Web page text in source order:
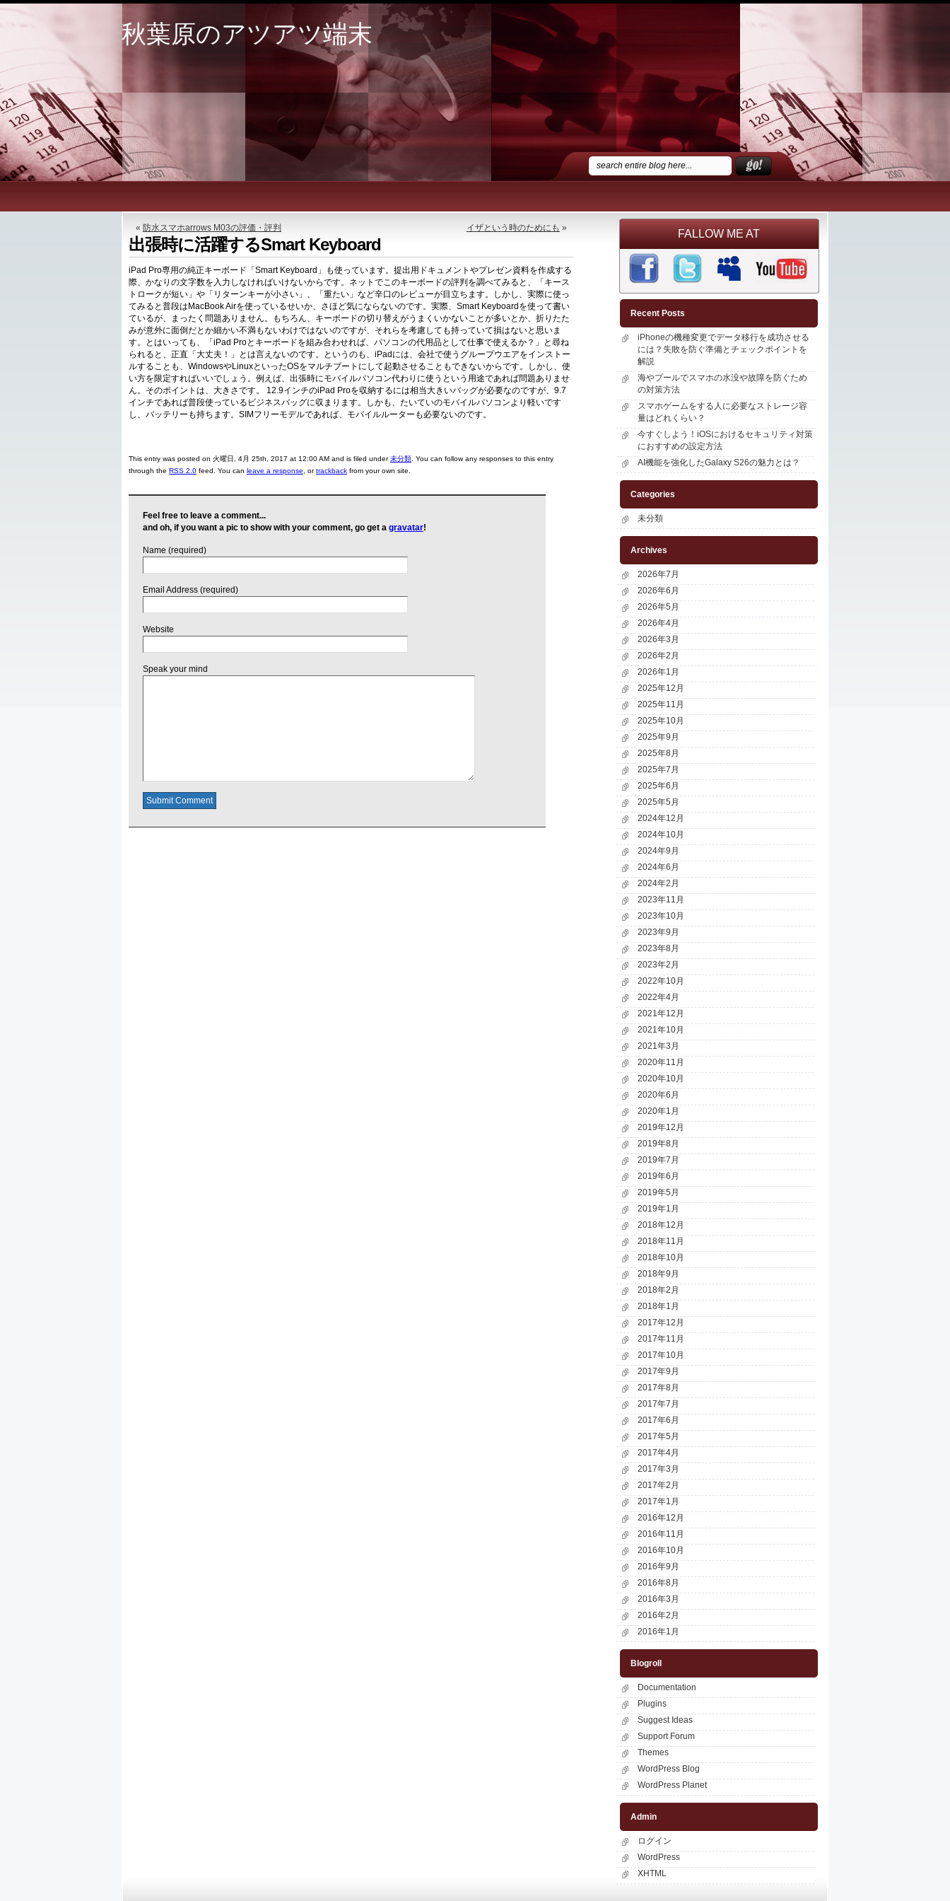
秋葉原のアツアツ端末
« 防水スマホarrows M03の評価・評判 イザという時のためにも »
出張時に活躍するSmart Keyboard
iPad Pro専用の純正キーボード「Smart Keyboard」も使っています。提出用ドキュメントやプレゼン資料を作成する
際、かなりの文字数を入力しなければいけないからです。ネットでこのキーボードの評判を調べてみると、「キース
トロークが短い」や「リターンキーが小さい」、「重たい」など辛口のレビューが目立ちます。しかし、実際に使っ
てみると普段はMacBook Airを使っているせいか、さほど気にならないのです。実際、Smart Keyboardを使って書い
ているが、まったく問題ありません。もちろん、キーボードの切り替えがうまくいかないことが多いとか、折りたた
みが意外に面倒だとか細かい不満もないわけではないのですが、それらを考慮しても持っていて損はないと思いま
す。とはいっても、「iPad Proとキーボードを組み合わせれば、パソコンの代用品として仕事で使えるか？」と尋ね
られると、正直「大丈夫！」とは言えないのです。というのも、iPadには、会社で使うグループウエアをインストー
ルすることも、WindowsやLinuxといったOSをマルチブートにして起動させることもできないからです。しかし、使
い方を限定すればいいでしょう。例えば、出張時にモバイルパソコン代わりに使うという用途であれば問題ありませ
ん。そのポイントは、大きさです。 12.9インチのiPad Proを収納するには相当大きいバッグが必要なのですが、9.7
インチであれば普段使っているビジネスバッグに収まります。しかも、たいていのモバイルパソコンより軽いです
し、バッテリーも持ちます。SIMフリーモデルであれば、モバイルルーターも必要ないのです。
This entry was posted on 火曜日, 4月 25th, 2017 at 12:00 AM and is filed under未分類 . You can follow any responses to this entry
through the RSS 2.0 feed. You can leave a response , ortrackback from your own site.
Feel free to leave a comment...
and oh, if you want a pic to show with your comment, go get a gravatar!
Name (required)
Email Address (required)
Website
Speak your mind
FALLOW ME AT
Recent Posts
iPhoneの機種変更でデータ移行を成功させる
には？失敗を防ぐ準備とチェックポイントを
解説
海やプールでスマホの水没や故障を防ぐため
の対策方法
スマホゲームをする人に必要なストレージ容
量はどれくらい？
今すぐしよう！iOSにおけるセキュリティ対策
におすすめの設定方法
AI機能を強化したGalaxy S26の魅力とは？
Categories
未分類
Archives
2026年7月
2026年6月
2026年5月
2026年4月
2026年3月
2026年2月
2026年1月
2025年12月
2025年11月
2025年10月
2025年9月
2025年8月
2025年7月
2025年6月
2025年5月
2024年12月
2024年10月
2024年9月
2024年6月
2024年2月
2023年11月
2023年10月
2023年9月
2023年8月
2023年2月
2022年10月
2022年4月
2021年12月
2021年10月
2021年3月
2020年11月
2020年10月
2020年6月
2020年1月
2019年12月
2019年8月
2019年7月
2019年6月
2019年5月
2019年1月
2018年12月
2018年11月
2018年10月
2018年9月
2018年2月
2018年1月
2017年12月
2017年11月
2017年10月
2017年9月
2017年8月
2017年7月
2017年6月
2017年5月
2017年4月
2017年3月
2017年2月
2017年1月
2016年12月
2016年11月
2016年10月
2016年9月
2016年8月
2016年3月
2016年2月
2016年1月
Blogroll
Documentation
Plugins
Suggest Ideas
Support Forum
Themes
WordPress Blog
WordPress Planet
Admin
ログイン
WordPress
XHTML